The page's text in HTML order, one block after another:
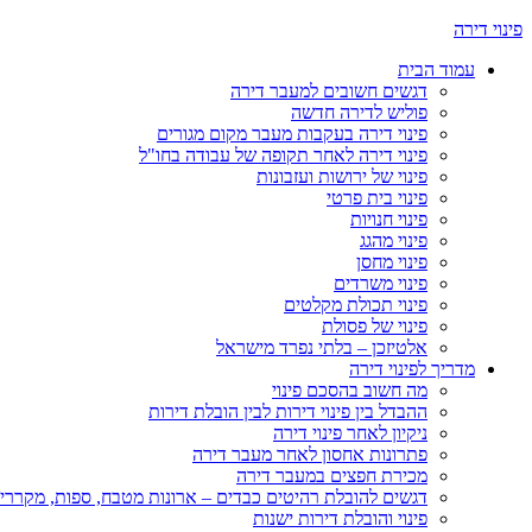
פינוי דירה
עמוד הבית
דגשים חשובים למעבר דירה
פוליש לדירה חדשה
פינוי דירה בעקבות מעבר מקום מגורים
פינוי דירה לאחר תקופה של עבודה בחו"ל
פינוי של ירושות ועזבונות
פינוי בית פרטי
פינוי חנויות
פינוי מהגג
פינוי מחסן
פינוי משרדים
פינוי תכולת מקלטים
פינוי של פסולת
אלטיזכן – בלתי נפרד מישראל
מדריך לפינוי דירה
מה חשוב בהסכם פינוי
ההבדל בין פינוי דירות לבין הובלת דירות
ניקיון לאחר פינוי דירה
פתרונות אחסון לאחר מעבר דירה
מכירת חפצים במעבר דירה
דגשים להובלת רהיטים כבדים – ארונות מטבח, ספות,
פינוי והובלת דירות ישנות